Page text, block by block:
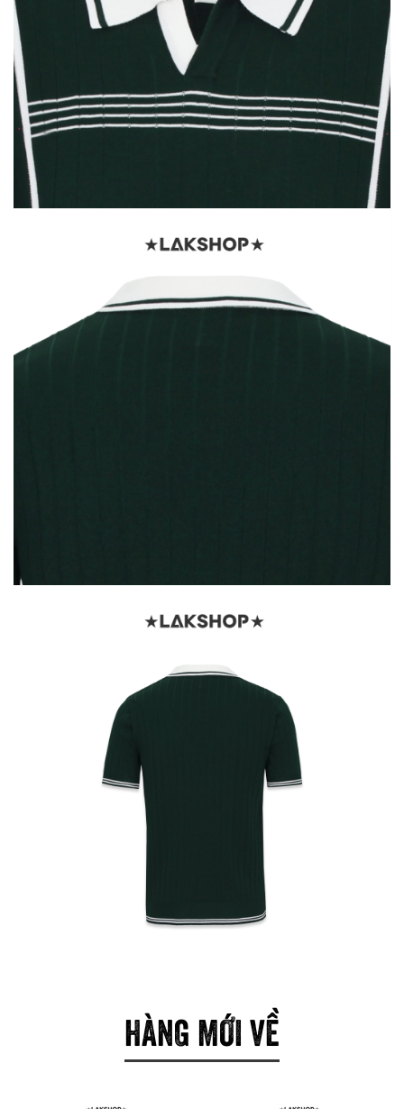
HÀNG MỚI VỀ